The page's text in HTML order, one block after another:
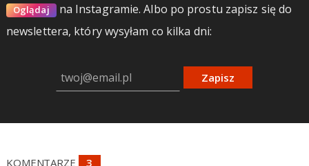
Oglądaj na Instagramie.Albo po prostu zapisz się do
newslettera, który wysyłam co kilka dni:
Zapisz
KOMENTARZE